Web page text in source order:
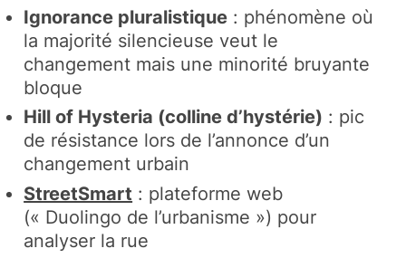
Ignorance pluralistique : phénomène où
la majorité silencieuse veut le
changement mais une minorité bruyante
bloque​
Hill of Hysteria (colline d’hystérie) : pic
de résistance lors de l’annonce d’un
changement urbain​
StreetSmart : plateforme web
(« Duolingo de l’urbanisme ») pour
analyser la rue​